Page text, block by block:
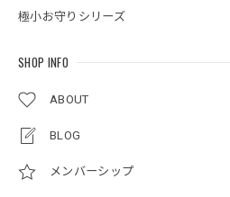
極小お守りシリーズ
SHOP INFO
ABOUT
BLOG
メンバーシップ